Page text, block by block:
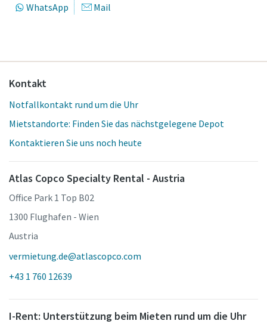
WhatsApp
Mail
Kontakt
Notfallkontakt rund um die Uhr
Mietstandorte: Finden Sie das nächstgelegene Depot
Kontaktieren Sie uns noch heute
Atlas Copco Specialty Rental - Austria
Office Park 1 Top B02
1300 Flughafen - Wien
Austria
vermietung.de@atlascopco.com
+43 1 760 12639
I-Rent: Unterstützung beim Mieten rund um die Uhr